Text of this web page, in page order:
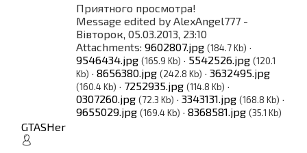
Приятного просмотра!
Message edited by AlexAngel777 -
Вівторок, 05.03.2013, 23:10
Attachments: 9602807.jpg (184.7 Kb) ·
9546434.jpg (165.9 Kb) · 5542526.jpg (120.1
Kb) · 8656380.jpg (242.8 Kb) · 3632495.jpg
(160.4 Kb) · 7252935.jpg (114.8 Kb) ·
0307260.jpg (72.3 Kb) · 3343131.jpg (168.8 Kb) ·
9655029.jpg (169.4 Kb) · 8368581.jpg (35.1 Kb)
GTASHer